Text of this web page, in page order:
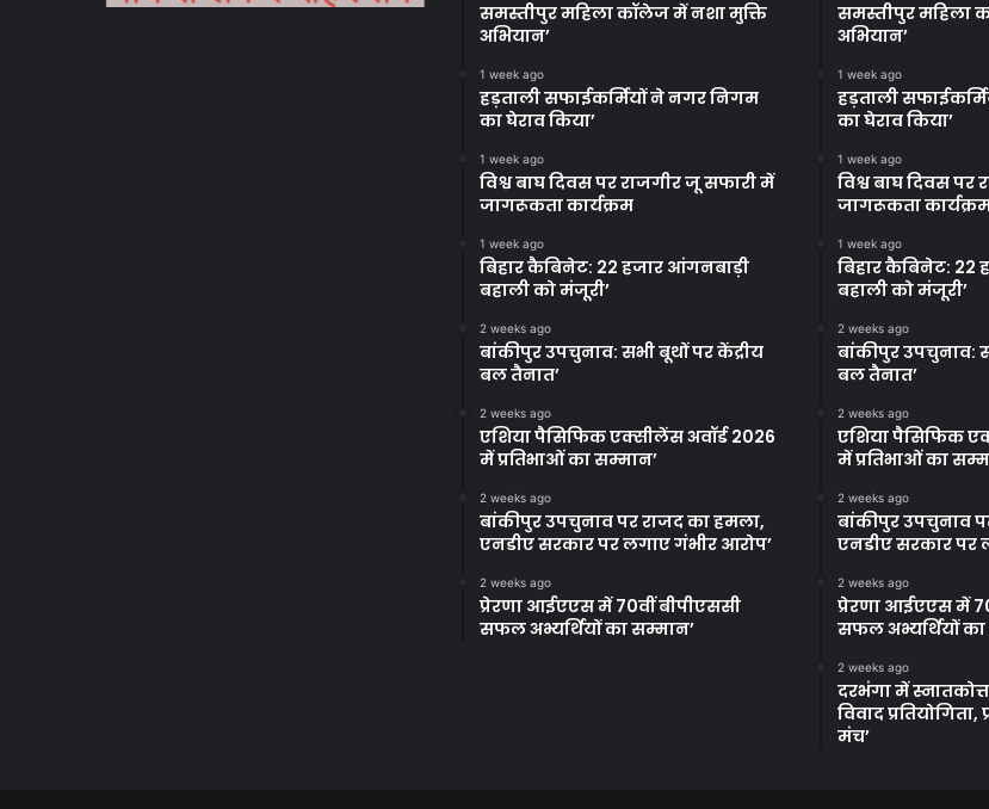
समस्तीपुर महिला कॉलेज में नशा मुक्ति
अभियान’
1 week ago
हड़ताली सफाईकर्मियों ने नगर निगम
का घेराव किया’
1 week ago
विश्व बाघ दिवस पर राजगीर जू सफारी में
जागरूकता कार्यक्रम
1 week ago
बिहार कैबिनेट: 22 हजार आंगनबाड़ी
बहाली को मंजूरी’
2 weeks ago
बांकीपुर उपचुनाव: सभी बूथों पर केंद्रीय
बल तैनात’
2 weeks ago
एशिया पैसिफिक एक्सीलेंस अवॉर्ड 2026
में प्रतिभाओं का सम्मान’
2 weeks ago
बांकीपुर उपचुनाव पर राजद का हमला,
एनडीए सरकार पर लगाए गंभीर आरोप’
2 weeks ago
प्रेरणा आईएएस में 70वीं बीपीएससी
सफल अभ्यर्थियों का सम्मान’
समस्तीपुर महिला
अभियान’
1 week ago
हड़ताली
का घेराव किया’
1 week ago
विश्व बाघ दिवस
जागरूकता
1 week ago
बिहार कैबिनेट: 22
बहाली को मंजूरी’
2 weeks ago
बांकीपुर उपचुनाव:
बल तैनात’
2 weeks ago
एशिया पैसिफिक
में प्रतिभाओं का
2 weeks ago
बांकीपुर उपचुनाव
एनडीए सरकार पर
2 weeks ago
प्रेरणा आईएएस में
सफल अभ्यर्थियों
2 weeks ago
दरभंगा में
विवाद
मंच’